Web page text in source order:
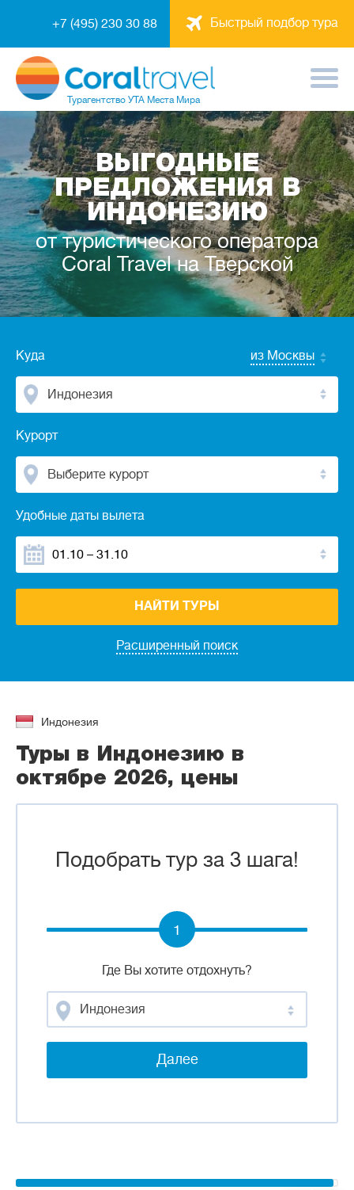
Быстрый подбор тура
+7 (495) 230 30 88
Турагентство УТА Места Мира
ВЫГОДНЫЕ
ПРЕДЛОЖЕНИЯ В
ИНДОНЕЗИЮ
от туристического оператора
Coral Travel на Тверской
Куда из Москвы
Индонезия
Курорт
Выберите курорт
Удобные даты вылета
Расширенный поиск
НАЙТИ ТУРЫ
Индонезия
Туры в Индонезию в
октябре 2026, цены
Подобрать тур за 3 шага!
Где Вы хотите отдохнуть?
Индонезия
Далее
1